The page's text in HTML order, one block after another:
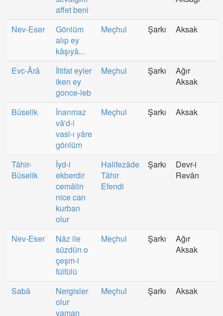
affet beni
Nev-Eser
Gönlüm
alıp ey
kâşıyâ...
Meçhul Şarkı Aksak
Evc-Ârâ
İltifat eyler
iken ey
gonce-leb
Meçhul Şarkı
Ağır
Aksak
Bûselik
İnanmaz
vâ'd-i
vasl-ı yâre
gönlüm
Meçhul Şarkı Aksak
Tâhir-
Bûselik
İyd-i
ekberdir
cemâlin
nice can
kurban
olur
Halifezâde
Tâhir
Efendi
Şarkı
Devr-i
Revân
Nev-Eser
Nâz ile
süzdün o
çeşm-i
fülfülü
Meçhul Şarkı
Ağır
Aksak
Sabâ
Nergisler
olur
yaman
Meçhul Şarkı Aksak